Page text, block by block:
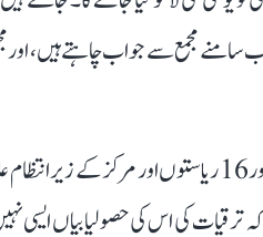
مجمع سے جواب چاہتے ہیں، اور
ہماری جمہوریت کا 2 بڑا المیہ ہے۔ ایک تو یہ کہ جو پارٹی مرکز اور
کی اس کی حصولیابیاں ایسی نہیں